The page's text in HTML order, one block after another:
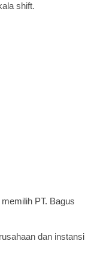
shift.
PT. Bagus
dan instansi